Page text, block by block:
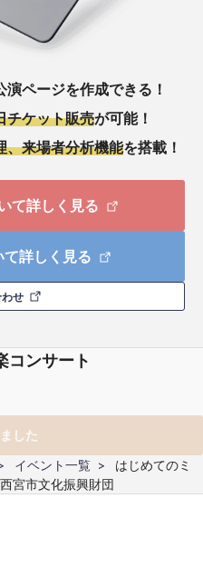
ページを作成できる！
チケット販売が可能！
、来場者分析機能を搭載！
て詳しく見る
詳しく見る
せ
コンサート
した
イベント一覧
はじめてのミ
宮市文化振興財団